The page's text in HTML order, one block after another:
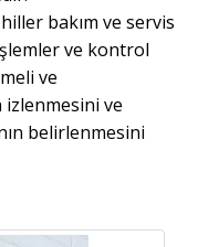
bakım ve servis
ve kontrol
ve
izlenmesini ve
belirlenmesini